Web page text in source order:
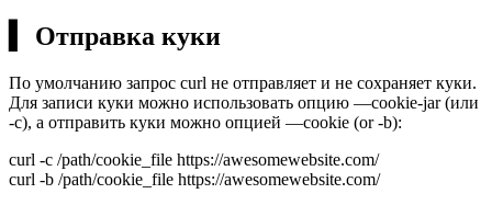
▍ Отправка куки
По умолчанию запрос curl не отправляет и не сохраняет куки.
Для записи куки можно использовать опцию —cookie-jar (или
-c), а отправить куки можно опцией —cookie (or -b):
curl -c /path/cookie_file https://awesomewebsite.com/
curl -b /path/cookie_file https://awesomewebsite.com/